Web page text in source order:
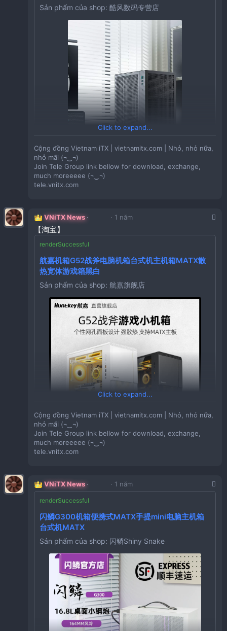
HU926 「笨牛U25海景房11L便携手提迷你ITX小侧透
主机箱风冷非matx/TK0
【淘宝】
适用ipad平板散热器手机水冷磁吸半导体制冷快速
降温神器苹果ipadpro2024直播静音游戏吃鸡air5
电脑专用mini7
Sản phẩm của shop: 纪品凡旗舰店
Giá:374,710VND
Tồn Kho:1600
CZ356 「itx迷你机箱小型便携式电脑台式半高显卡桌
面位巧美机箱小海豚」
点击链接直接打开 或者 淘宝搜索直接打开
【淘宝】
Piva派威X41外置声卡转接器平板手机typec转接
口转换器3.5mm耳机USB快充吃鸡游戏专用苹果
15/16/ipadpro2024
Sản phẩm của shop: Piva旗舰店
【淘宝】
3d打印机A1P1X1外罩封箱保温防潮阻燃隔音防尘
罩拓竹创想纵维立方
Sản phẩm của shop: 信隆3D打印机配件
Giá:656,480VND
Tồn Kho:18
点击链接直接打开 或者 淘宝搜索直接打开
【淘宝】
酷凛ID-COOLING IS-55 散热器 五热管下压多平台
Sản phẩm của shop: idcooling旗舰店
Sản phẩm của shop: 酷风数码专营店
Giá:1,257,690VND
HU926 「[现货]Acat Z1机箱 直插Matx机箱 垂直风道
立式机箱」
【Rider R2】ITX铝合金cnc塔式风冷便携mesh白
色SFX台式直插机箱
Sản phẩm của shop: Fate itx design
Giá:1,861,270VND
Tồn Kho:123
HU108 「［现货］Abox one机箱全铝垂直风道360水
冷itx机箱立式机箱」
Click to expand...
Cộng đồng Vietnam iTX | vietnamitx.com | Nhỏ, nhỏ nữa,
nhỏ mãi (¬‿¬)
Join Tele Group link bellow for download, exchange,
much moreeeee (¬‿¬)
tele.vnitx.com
VNiTX News 1 năm
【淘宝】
航嘉机箱G52战斧电脑机箱台式机主机箱MATX散
热宽体游戏箱黑白
Sản phẩm của shop: 航嘉旗舰店
Giá:652,750VND
Tồn Kho:70
CZ057 「航嘉机箱G52战斧电脑机箱台式机主机箱
MATX散热宽体游戏箱黑白」
点击链接直接打开 或者 淘宝搜索直接打开
Click to expand...
Cộng đồng Vietnam iTX | vietnamitx.com | Nhỏ, nhỏ nữa,
nhỏ mãi (¬‿¬)
Join Tele Group link bellow for download, exchange,
much moreeeee (¬‿¬)
tele.vnitx.com
VNiTX News 1 năm
闪鳞G300机箱便携式MATX手提mini电脑主机箱
台式机MATX
Sản phẩm của shop: 闪鳞Shiny Snake